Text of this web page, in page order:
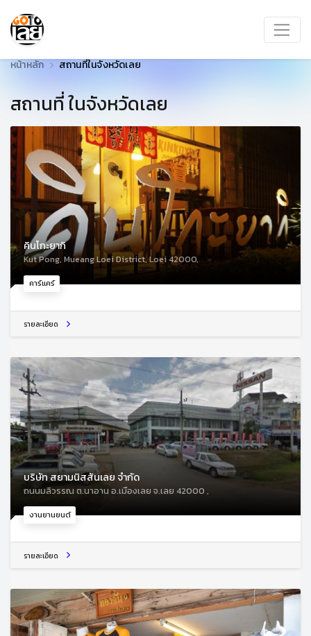
หน้าหลัก สถานที่ในจังหวัดเลย
สถานที่ ในจังหวัดเลย
คาร์แคร์
คินโกะยากิ
Kut Pong, Mueang Loei District, Loei 42000,
รายละเอียด
งานยานยนต์
บริษัท สยามนิสสันเลย จำกัด
ถนนมลิวรรณ ต.นาอาน อ.เมืองเลย จ.เลย 42000 ,
รายละเอียด